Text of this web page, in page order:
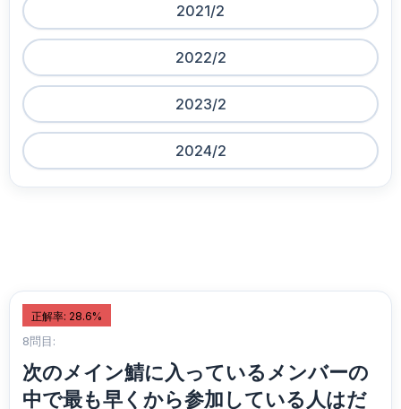
2021/2
2022/2
2023/2
2024/2
正解率: 28.6%
8問目:
次のメイン鯖に入っているメンバーの
中で最も早くから参加している人はだ